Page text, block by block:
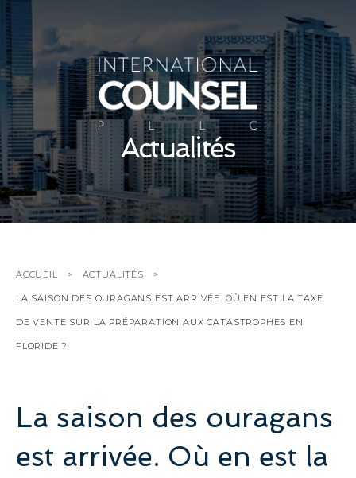
Actualités
ACCUEIL ACTUALITÉS
LA SAISON DES OURAGANS EST ARRIVÉE. OÙ EN EST LA TAXE
DE VENTE SUR LA PRÉPARATION AUX CATASTROPHES EN
FLORIDE ?
La saison des ouragans
est arrivée. Où en est la